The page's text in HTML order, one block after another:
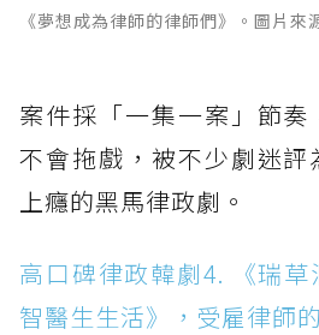
《夢想成為律師的律師們》。圖片來
案件採「一集一案」節奏
不會拖戲，被不少劇迷評
上癮的黑馬律政劇。
高口碑律政韓劇4. 《瑞
智醫生生活》，受雇律師